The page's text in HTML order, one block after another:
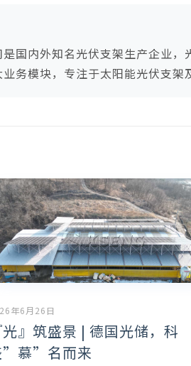
国内外知名光伏支架生产企业
务模块，专注于太阳能光伏支架
年6月26日
光』筑盛景 | 德国光储，科
”慕”名而来